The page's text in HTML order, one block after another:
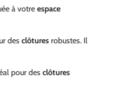
à votre espace
des clôtures robustes. Il
pour des clôtures